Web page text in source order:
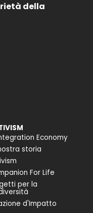
della
Economy
storia
For Life
per la
d'Impatto